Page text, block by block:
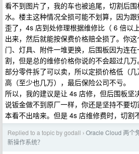
看不到图片了，我的车也被追尾，切割后
水。楼主这种情况全损可能不划算，因为
歪了，4s 店到处修理根据维修比（ 6 倍以
出来，然后就能按保费价格赔全损了。你
门、灯具、附件一堆更换，后围板因为连
割，但是总的维修价格你说的不会超过几
部分零件拆了可以卖，所以定损价格低（
高（至少也几万），最后保险公司不亏。
所以，我的建议是让 4s 店修，但后围板坚
说钣金做不到原厂一样，你还是坚持不要
本看不出啥来。但是 4s 店维修费时，切割
Replied to a topic by godall › Oracle Cloud 两个
新操作系统？